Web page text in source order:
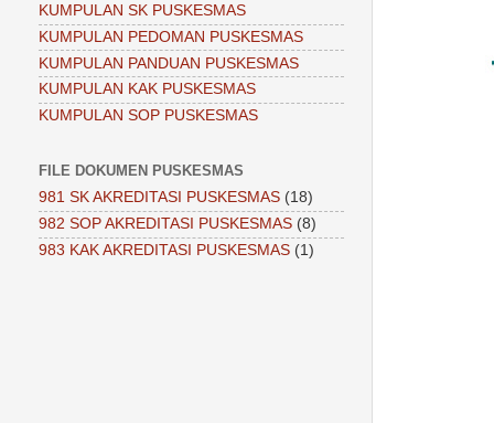
KUMPULAN SK PUSKESMAS
KUMPULAN PEDOMAN PUSKESMAS
KUMPULAN PANDUAN PUSKESMAS
KUMPULAN KAK PUSKESMAS
KUMPULAN SOP PUSKESMAS
FILE DOKUMEN PUSKESMAS
981 SK AKREDITASI PUSKESMAS (18)
982 SOP AKREDITASI PUSKESMAS (8)
983 KAK AKREDITASI PUSKESMAS (1)